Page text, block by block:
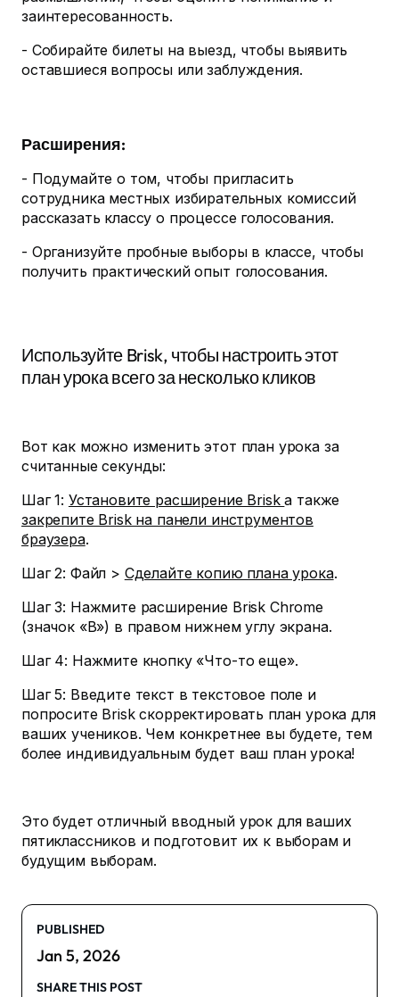
заинтересованность.
- Собирайте билеты на выезд, чтобы выявить
оставшиеся вопросы или заблуждения.
Расширения:
- Подумайте о том, чтобы пригласить
сотрудника местных избирательных комиссий
рассказать классу о процессе голосования.
- Организуйте пробные выборы в классе, чтобы
получить практический опыт голосования.
Используйте Brisk, чтобы настроить этот
план урока всего за несколько кликов
Вот как можно изменить этот план урока за
считанные секунды:
Шаг 1: Установите расширение Briskа также
закрепите Brisk на панели инструментов
браузера.
Шаг 2: Файл > Сделайте копию плана урока.
Шаг 3: Нажмите расширение Brisk Chrome
(значок «B») в правом нижнем углу экрана.
Шаг 4: Нажмите кнопку «Что-то еще».
Шаг 5: Введите текст в текстовое поле и
попросите Brisk скорректировать план урока для
ваших учеников. Чем конкретнее вы будете, тем
более индивидуальным будет ваш план урока!
Это будет отличный вводный урок для ваших
пятиклассников и подготовит их к выборам и
будущим выборам.
PUBLISHED
Jan 5, 2026
SHARE THIS POST